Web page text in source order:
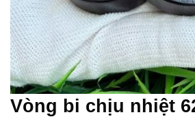
Vòng bi chịu nhiệt